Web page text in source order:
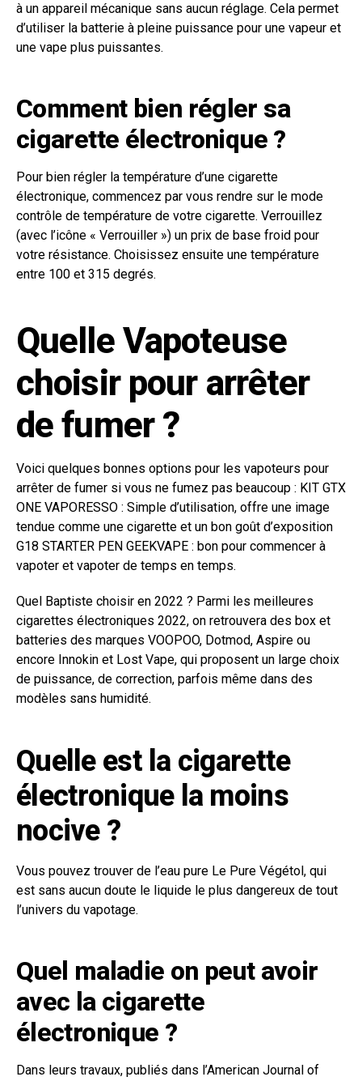
à un appareil mécanique sans aucun réglage. Cela permet
d’utiliser la batterie à pleine puissance pour une vapeur et
une vape plus puissantes.
Comment bien régler sa
cigarette électronique ?
Pour bien régler la température d’une cigarette
électronique, commencez par vous rendre sur le mode
contrôle de température de votre cigarette. Verrouillez
(avec l’icône « Verrouiller ») un prix de base froid pour
votre résistance. Choisissez ensuite une température
entre 100 et 315 degrés.
Quelle Vapoteuse
choisir pour arrêter
de fumer ?
Voici quelques bonnes options pour les vapoteurs pour
arrêter de fumer si vous ne fumez pas beaucoup : KIT GTX
ONE VAPORESSO : Simple d’utilisation, offre une image
tendue comme une cigarette et un bon goût d’exposition
G18 STARTER PEN GEEKVAPE : bon pour commencer à
vapoter et vapoter de temps en temps.
Quel Baptiste choisir en 2022 ? Parmi les meilleures
cigarettes électroniques 2022, on retrouvera des box et
batteries des marques VOOPOO, Dotmod, Aspire ou
encore Innokin et Lost Vape, qui proposent un large choix
de puissance, de correction, parfois même dans des
modèles sans humidité.
Quelle est la cigarette
électronique la moins
nocive ?
Vous pouvez trouver de l’eau pure Le Pure Végétol, qui
est sans aucun doute le liquide le plus dangereux de tout
l’univers du vapotage.
Quel maladie on peut avoir
avec la cigarette
électronique ?
Dans leurs travaux, publiés dans l’American Journal of